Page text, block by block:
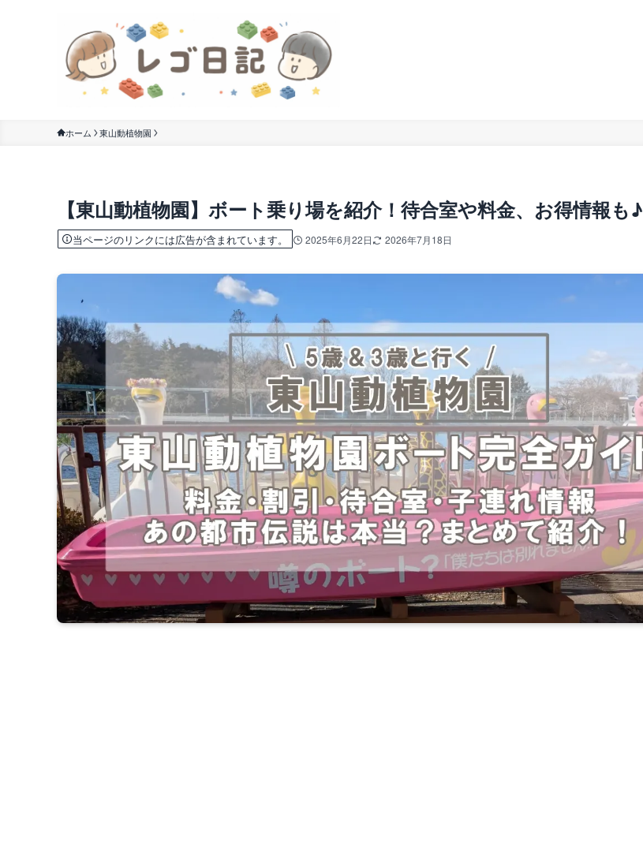
ホーム 東山動植物園
【東山動植物園】ボート乗り場を紹介！待合室や料金、お得情報も♪
当ページのリンクには広告が含まれています。 2025年6月22日 2026年7月18日